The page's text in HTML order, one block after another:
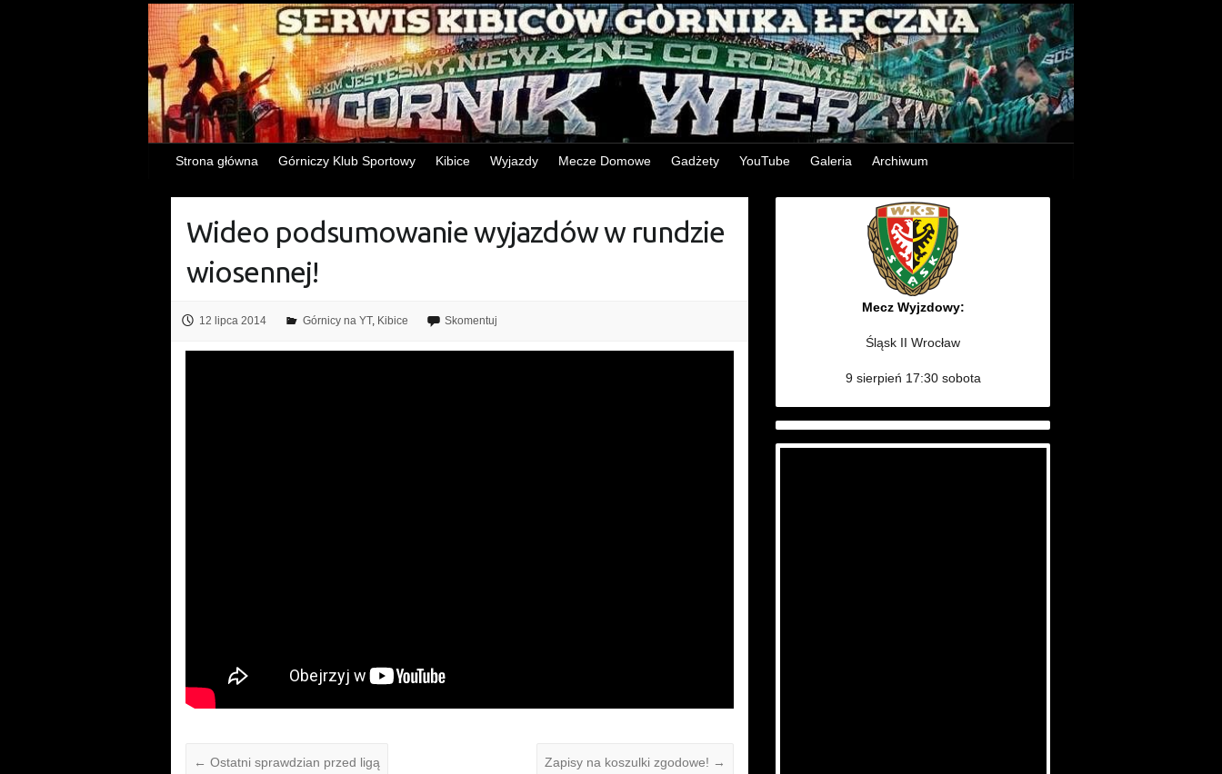
Strona główna Górniczy Klub Sportowy Kibice Wyjazdy Mecze Domowe Gadżety YouTube Galeria Archiwum
Wideo podsumowanie wyjazdów w rundzie
wiosennej!
12 lipca 2014 Górnicy na YT, Kibice Skomentuj
← Ostatni sprawdzian przed ligą Zapisy na koszulki zgodowe! →
Mecz Wyjzdowy:
Śląsk II Wrocław
9 sierpień 17:30 sobota